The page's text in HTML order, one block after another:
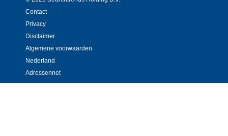
Contact
Privacy
Disclaimer
Algemene voorwaarden
Nederland
Adressennet